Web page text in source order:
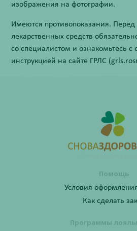
изображения на фотографии.
Имеются противопоказания.
лекарственных средств
со специалистом и ознакомьтесь
инструкцией на сайте ГРЛС
Помощь
Условия
Как сделать
Программы